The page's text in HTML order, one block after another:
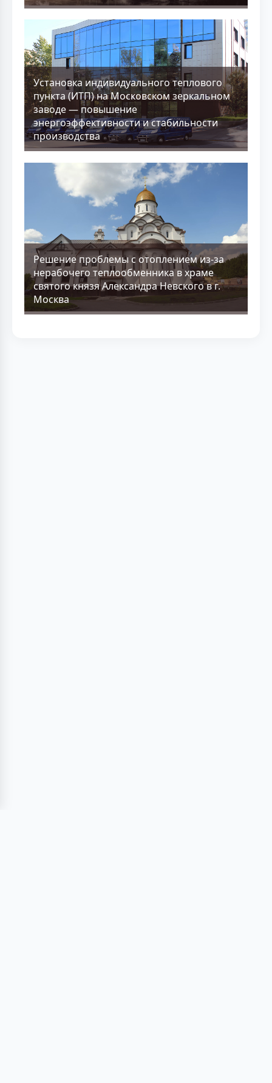
Установка индивидуального теплового
пункта (ИТП) на Московском зеркальном
заводе — повышение
энергоэффективности и стабильности
производства
Решение проблемы с отоплением из-за
нерабочего теплообменника в храме
святого князя Александра Невского в г.
Москва